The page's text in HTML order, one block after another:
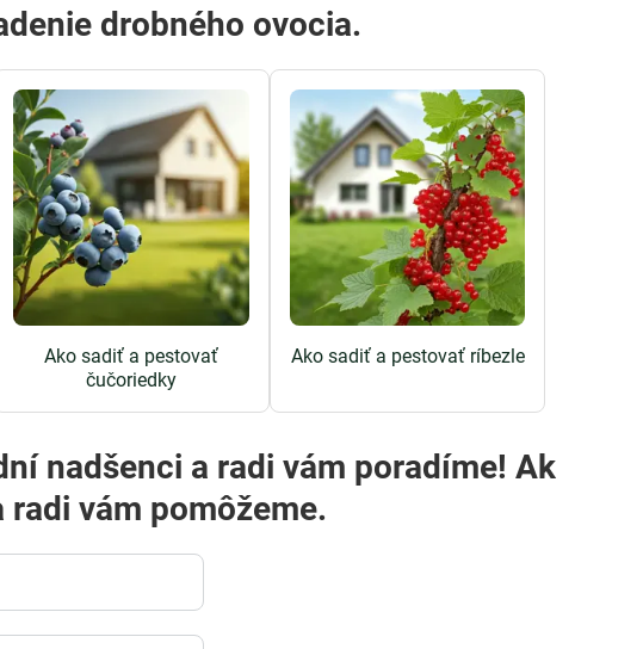
drobného ovocia.
Ako sadiť a pestovať
čučoriedky
Ako sadiť a pestovať ríbezle
vám pomôžeme.